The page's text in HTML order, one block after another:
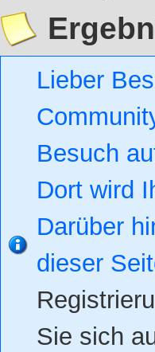
Lieber
Besuch
Dort wird
Darüber
dieser
Sie sich